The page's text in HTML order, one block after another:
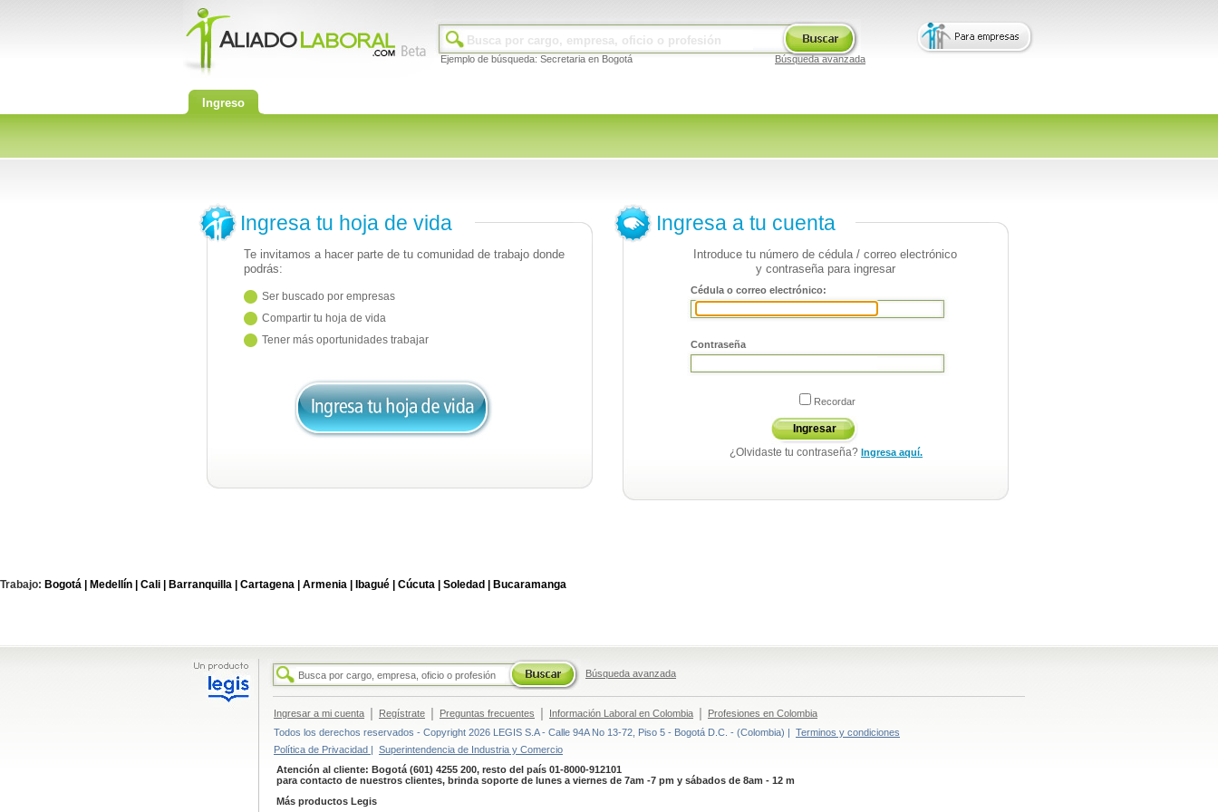
Ejemplo de búsqueda: Secretaria en Bogotá Búsqueda avanzada
Ingreso
Ingresa tu hoja de vida
Te invitamos a hacer parte de tu comunidad de trabajo donde
podrás:
Ser buscado por empresas
Compartir tu hoja de vida
Tener más oportunidades trabajar
Ingresa a tu cuenta
Introduce tu número de cédula / correo electrónico
y contraseña para ingresar
Cédula o correo electrónico:
Contraseña
Recordar
Ingresar
¿Olvidaste tu contraseña? Ingresa aquí.
Trabajo: Bogotá | Medellín | Cali | Barranquilla | Cartagena | Armenia | Ibagué | Cúcuta | Soledad | Bucaramanga
Búsqueda avanzada
Ingresar a mi cuenta | Regístrate | Preguntas frecuentes | Información Laboral en Colombia |
Profesiones en Colombia
Todos los derechos reservados - Copyright 2026 LEGIS S.A - Calle 94A No 13-72, Piso 5 - Bogotá D.C. - (Colombia) | Terminos y condiciones
Política de Privacidad | Superintendencia de Industria y Comercio
Atención al cliente: Bogotá (601) 4255 200, resto del país 01-8000-912101
para contacto de nuestros clientes, brinda soporte de lunes a viernes de 7am -7 pm y sábados de 8am - 12 m
Más productos Legis